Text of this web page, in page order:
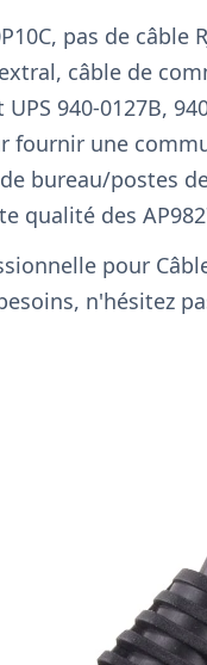
pas de câble
câble de
940-0127B,
fournir une
bureau/postes
qualité des
pour
n'hésitez